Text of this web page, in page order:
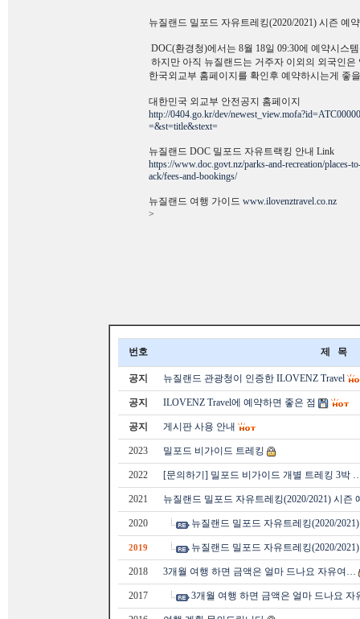
뉴질랜드 밀포드 자유트레킹(2020/2021) 시즌 예
DOC(환경청)에서는 8월 18일 09:30에 예약시스
하지만 아직 뉴질랜드는 거주자 이외의 외국인
한국외교부 홈페이지를 확인후 예약하시는게 좋
대한민국 외교부 안전공지 홈페이지
http://0404.go.kr/dev/
=&st=title&stext=
뉴질랜드 DOC 밀포드 자유트랙킹 안내 Link
https://www.doc.govt.nz/parks-and-recreation/
ack/fees-and-bookings/
뉴질랜드 여행 가이드 www.ilovenztravel.co.nz
>
번호 제 목
공지 뉴질랜드 관광청이 인증한 ILOVENZ Travel
공지 ILOVENZ Travel에 예약하면 좋은 점
공지 게시판 사용 안내
2023 밀포드 비가이드 트레킹
2022 [문의하기] 밀포드 비가이드 개별 트레킹 3박
2021 뉴질랜드 밀포드 자유트레킹(2020/2021) 시즌
2020 뉴질랜드 밀포드 자유트레킹(2020/
2019 뉴질랜드 밀포드 자유트레킹(2020/
2018 3개월 여행 하면 금액은 얼마 드나요 자유여…
2017 3개월 여행 하면 금액은 얼마 드나요